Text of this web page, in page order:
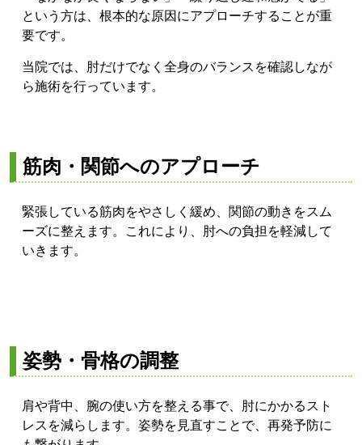
という方は、根本的な原因にアプローチすることが重
要です。
当院では、肘だけでなく全身のバランスを確認しなが
ら施術を行っています。
筋肉・関節へのアプローチ
緊張している筋肉をやさしく緩め、関節の動きをスム
ーズに整えます。これにより、肘への負担を軽減して
いきます。
姿勢・骨格の調整
肩や背中、腕の使い方を整える事で、肘にかかるスト
レスを減らします。姿勢を見直すことで、再発予防に